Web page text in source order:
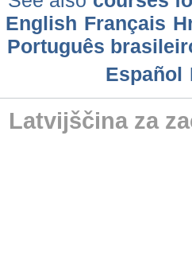
English Français
Português
Еspañol
Latvijščina za